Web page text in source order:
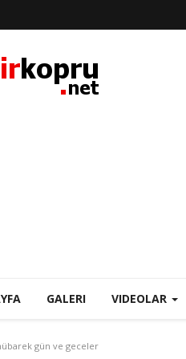
GALERI VIDEOLAR
gün ve geceler